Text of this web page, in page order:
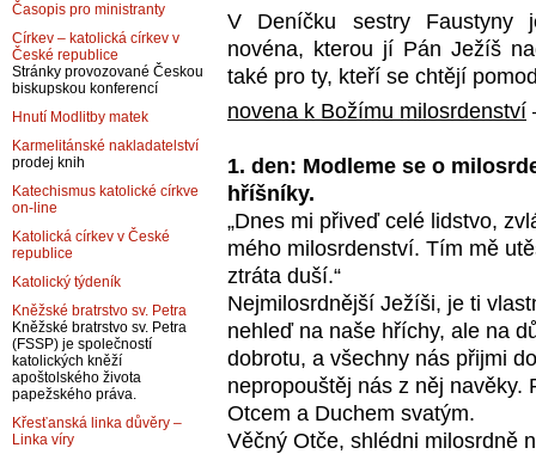
V Deníčku sestry Faustyny
novéna, kterou jí Pán Ježíš
také pro ty, kteří se chtějí
novena k Božímu milosrdenství
1. den: Modleme se o
hříšníky.
„Dnes mi přiveď celé lidstvo,
mého milosrdenství. Tím mě
ztráta duší.“
Nejmilosrdnější Ježíši, je ti
nehleď na naše hříchy, ale na
dobrotu, a všechny nás přijmi
nepropouštěj nás z něj
Otcem a Duchem svatým.
Věčný Otče, shlédni milosrdně
Časopis pro ministranty
Církev – katolická církev v
České republice
Stránky provozované Českou
biskupskou konferencí
Hnutí Modlitby matek
Karmelitánské nakladatelství
prodej knih
Katechismus katolické církve
on-line
Katolická církev v České
republice
Katolický týdeník
Kněžské bratrstvo sv. Petra
Kněžské bratrstvo sv. Petra
(FSSP) je společností
katolických kněží
apoštolského života
papežského práva.
Křesťanská linka důvěry –
Linka víry